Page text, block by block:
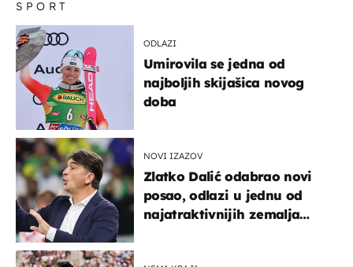
SPORT
ODLAZI
Umirovila se jedna od
najboljih skijašica novog
doba
NOVI IZAZOV
Zlatko Dalić odabrao novi
posao, odlazi u jednu od
najatraktivnijih zemalja